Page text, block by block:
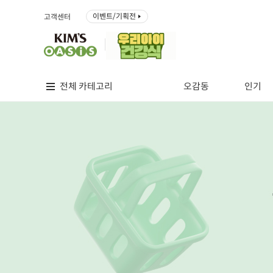
고객센터 이벤트/기획전
전체 카테고리 오감동 인기